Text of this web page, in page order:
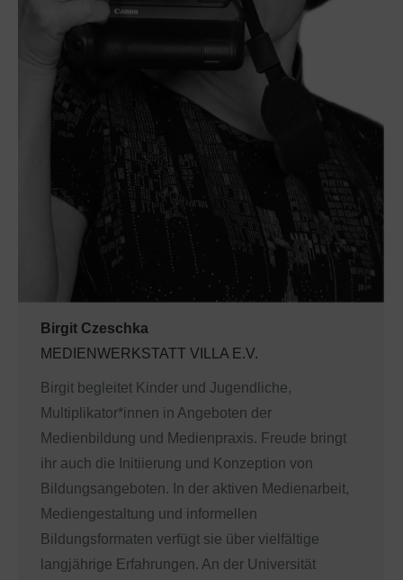
Birgit Czeschka
MEDIENWERKSTATT VILLA E.V.
Birgit begleitet Kinder und Jugendliche,
Multiplikator*innen in Angeboten der
Medienbildung und Medienpraxis. Freude bringt
ihr auch die Initiierung und Konzeption von
Bildungsangeboten. In der aktiven Medienarbeit,
Mediengestaltung und informellen
Bildungsformaten verfügt sie über vielfältige
langjährige Erfahrungen. An der Universität